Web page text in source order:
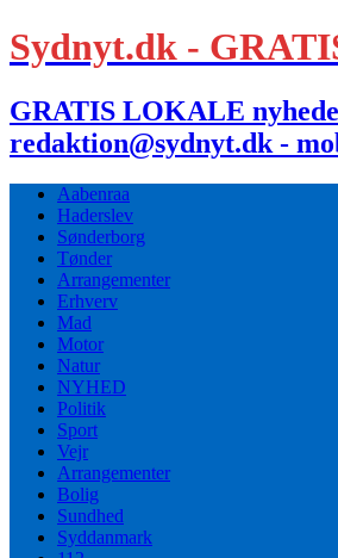
Sydnyt.dk -
GRATIS LOKALE
redaktion@sydnyt.dk -
Aabenraa
Haderslev
Sønderborg
Tønder
Arrangementer
Erhverv
Mad
Motor
Natur
NYHED
Politik
Sport
Vejr
Arrangementer
Bolig
Sundhed
Syddanmark